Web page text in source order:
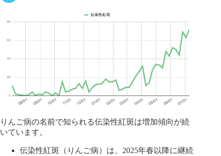
りんご病の名前で知られる伝染性紅斑は増加傾向が続
いています。
伝染性紅斑（りんご病）は、2025年春以降に継続